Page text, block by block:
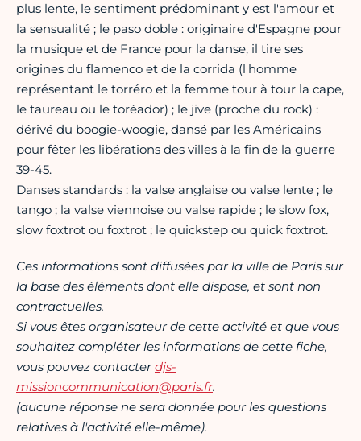
plus lente, le sentiment prédominant y est l'amour et
la sensualité ; le paso doble : originaire d'Espagne pour
la musique et de France pour la danse, il tire ses
origines du flamenco et de la corrida (l'homme
représentant le torréro et la femme tour à tour la cape,
le taureau ou le toréador) ; le jive (proche du rock) :
dérivé du boogie-woogie, dansé par les Américains
pour fêter les libérations des villes à la fin de la guerre
39-45.
Danses standards : la valse anglaise ou valse lente ; le
tango ; la valse viennoise ou valse rapide ; le slow fox,
slow foxtrot ou foxtrot ; le quickstep ou quick foxtrot.
Ces informations sont diffusées par la ville de Paris sur
la base des éléments dont elle dispose, et sont non
contractuelles.
Si vous êtes organisateur de cette activité et que vous
souhaitez compléter les informations de cette fiche,
vous pouvez contacterdjs-
missioncommunication@paris.fr.
(aucune réponse ne sera donnée pour les questions
relatives à l'activité elle-même).